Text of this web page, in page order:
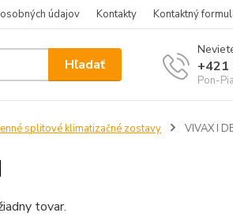
údajov Kontakty Kontaktný
Hľadať +421
Pon-
splitové klimatizačné zostavy VIVAX I
tovar.